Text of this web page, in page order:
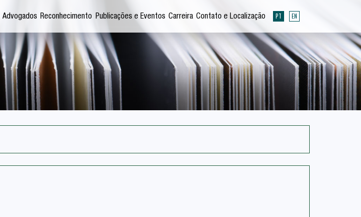
Advogados Reconhecimento Publicações e Eventos Carreira Contato e Localização PT EN